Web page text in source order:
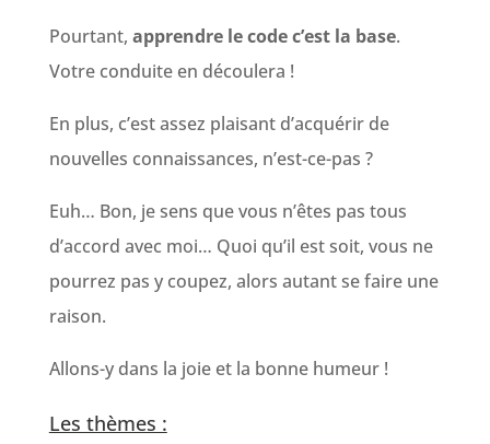
Pourtant, apprendre le code c’est la base.
Votre conduite en découlera !
En plus, c’est assez plaisant d’acquérir de
nouvelles connaissances, n’est-ce-pas ?
Euh… Bon, je sens que vous n’êtes pas tous
d’accord avec moi… Quoi qu’il est soit, vous ne
pourrez pas y coupez, alors autant se faire une
raison.
Allons-y dans la joie et la bonne humeur !
Les thèmes :